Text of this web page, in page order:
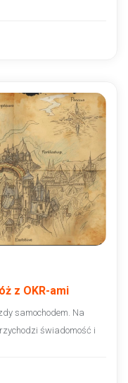
z OKR-ami
samochodem. Na
świadomość i